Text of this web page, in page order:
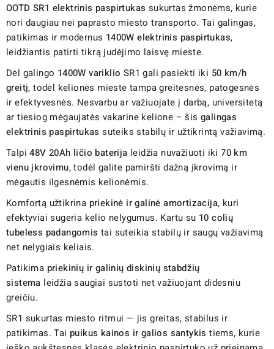
OOTD SR1 elektrinis paspirtukas sukurtas žmonėms, kurie
nori daugiau nei paprasto miesto transporto. Tai galingas,
patikimas ir modernus 1400W elektrinis paspirtukas,
leidžiantis patirti tikrą judėjimo laisvę mieste.
Dėl galingo 1400W variklio SR1 gali pasiekti iki 50 km/h
greitį, todėl kelionės mieste tampa greitesnės, patogesnės
ir efektyvesnės. Nesvarbu ar važiuojate į darbą, universitetą
ar tiesiog mėgaujatės vakarine kelione – šis galingas
elektrinis paspirtukas suteiks stabilų ir užtikrintą važiavimą.
Talpi48V 20Ah ličio baterija leidžia nuvažiuoti iki70 km
vienu įkrovimu, todėl galite pamiršti dažną įkrovimą ir
mėgautis ilgesnėmis kelionėmis.
Komfortą užtikrina priekinė ir galinė amortizacija, kuri
efektyviai sugeria kelio nelygumus. Kartu su 10 colių
tubeless padangomis tai suteikia stabilų ir saugų važiavimą
net nelygiais keliais.
Patikima priekinių ir galinių diskinių stabdžių
sistema leidžia saugiai sustoti net važiuojant didesniu
greičiu.
SR1 sukurtas miesto ritmui — jis greitas, stabilus ir
patikimas. Tai puikus kainos ir galios santykis tiems, kurie